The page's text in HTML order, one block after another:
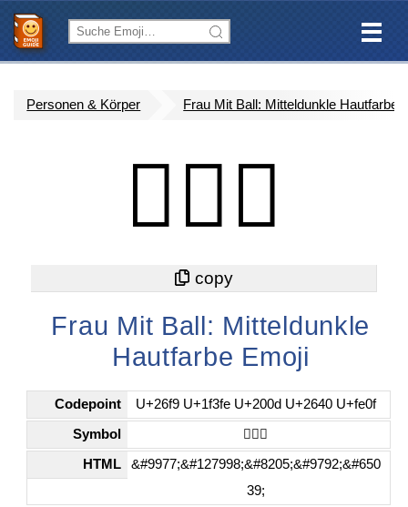
Personen & Körper Frau Mit Ball: Mitteldunkle Hautfarbe
⛹🏾‍♀️
Frau Mit Ball: Mitteldunkle
Hautfarbe Emoji
Codepoint U+26f9 U+1f3fe U+200d U+2640 U+fe0f
Symbol ⛹🏾‍♀️
HTML
&#9977;&#127998;&#8205;&#9792;&#650
39;